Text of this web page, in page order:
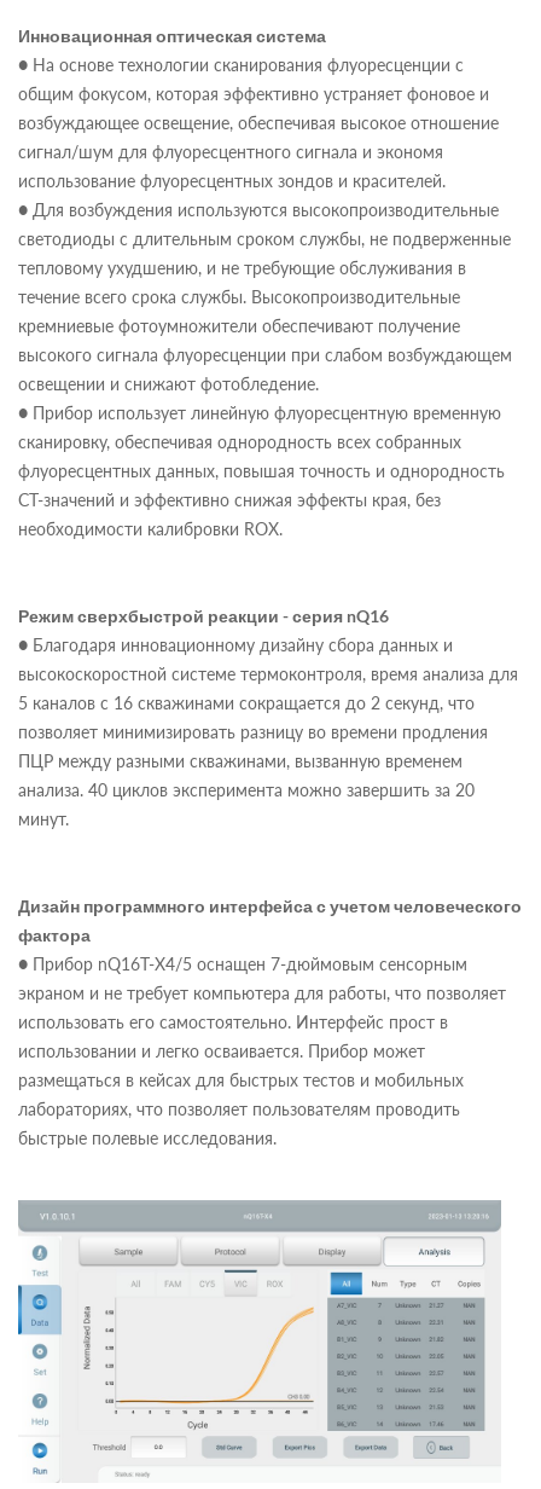
Инновационная оптическая система
● На основе технологии сканирования флуоресценции с
общим фокусом, которая эффективно устраняет фоновое и
возбуждающее освещение, обеспечивая высокое отношение
сигнал/шум для флуоресцентного сигнала и экономя
использование флуоресцентных зондов и красителей.
● Для возбуждения используются высокопроизводительные
светодиоды с длительным сроком службы, не подверженные
тепловому ухудшению, и не требующие обслуживания в
течение всего срока службы. Высокопроизводительные
кремниевые фотоумножители обеспечивают получение
высокого сигнала флуоресценции при слабом возбуждающем
освещении и снижают фотобледение.
● Прибор использует линейную флуоресцентную временную
сканировку, обеспечивая однородность всех собранных
флуоресцентных данных, повышая точность и однородность
CT-значений и эффективно снижая эффекты края, без
необходимости калибровки ROX.
Режим сверхбыстрой реакции - серия nQ16
● Благодаря инновационному дизайну сбора данных и
высокоскоростной системе термоконтроля, время анализа для
5 каналов с 16 скважинами сокращается до 2 секунд, что
позволяет минимизировать разницу во времени продления
ПЦР между разными скважинами, вызванную временем
анализа. 40 циклов эксперимента можно завершить за 20
минут.
Дизайн программного интерфейса с учетом человеческого
фактора
● Прибор nQ16T-X4/5 оснащен 7-дюймовым сенсорным
экраном и не требует компьютера для работы, что позволяет
использовать его самостоятельно. Интерфейс прост в
использовании и легко осваивается. Прибор может
размещаться в кейсах для быстрых тестов и мобильных
лабораториях, что позволяет пользователям проводить
быстрые полевые исследования.